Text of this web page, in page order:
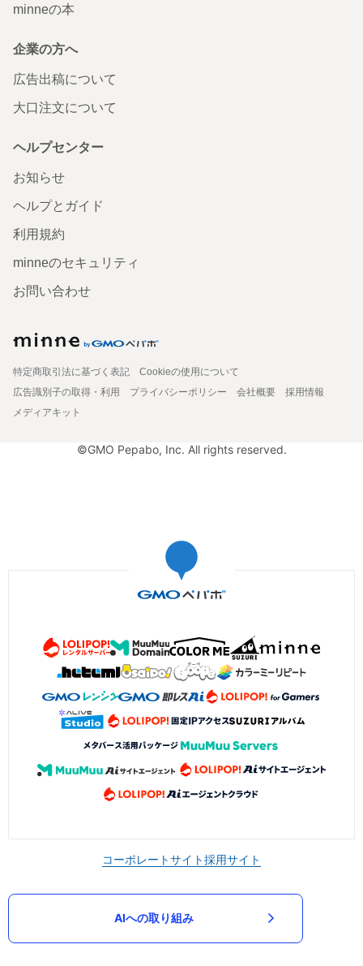
minneの本
企業の方へ
広告出稿について
大口注文について
ヘルプセンター
お知らせ
ヘルプとガイド
利用規約
minneのセキュリティ
お問い合わせ
特定商取引法に基づく表記
Cookieの使用について
広告識別子の取得・利用
プライバシーポリシー 会社概要
採用情報
メディアキット
©GMO Pepabo, Inc. All rights reserved.
コーポレートサイト採用サイト
AIへの取り組み